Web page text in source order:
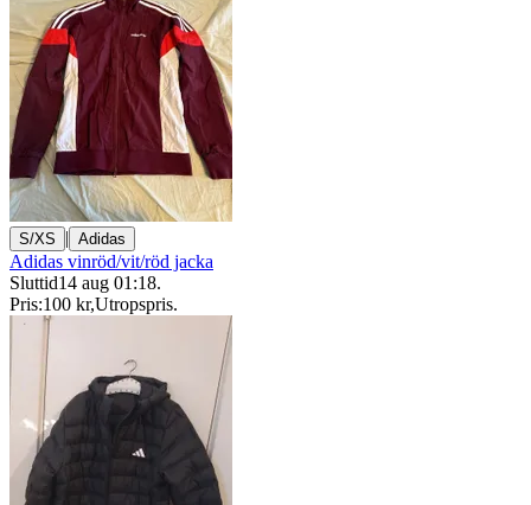
S/XS | Adidas
Adidas vinröd/vit/röd jacka
Sluttid14 aug 01:18.
Pris:100 kr,Utropspris.